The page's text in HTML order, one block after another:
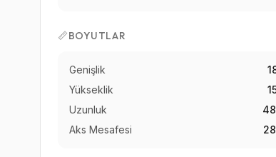
📏BOYUTLAR
Genişlik
Yükseklik
Uzunluk
Aks Mesafesi